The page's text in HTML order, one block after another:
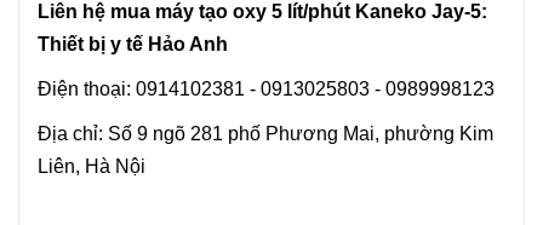
Liên hệ mua máy tạo oxy 5 lít/phút Kaneko Jay-5:
Thiết bị y tế Hảo Anh
Điện thoại: 0914102381 - 0913025803 - 0989998123
Địa chỉ: Số 9 ngõ 281 phố Phương Mai, phường Kim
Liên, Hà Nội